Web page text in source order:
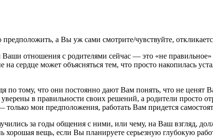
а Вы уж сами смотрите/чувствуйте,
Ваши отношения с родителями сейчас — это «не
может объясняться тем, что просто накопилась
по тому, что они постоянно дают Вам понять, что не
в правильности своих решений, а родители просто
мои предположения, работать Вам придется
за годы общения с ними, или чему, на Ваш взгляд,
хорошая вещь, если Вы планируете серьезную глубокую